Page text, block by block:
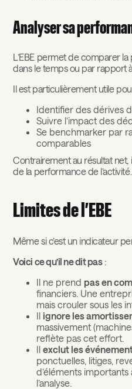
Analyser sa
L’EBE permet de comparer
dans le temps ou par rapport
Il est particulièrement utile
Identifier des dérives
Suivre l’impact des
Se benchmarker par
comparables
Contrairement au résultat net,
de la performance de l’activité.
Limites de l’EBE
Même si c’est un indicateur
Voici ce qu’il ne dit pas:
Il ne prend pas en
financiers. Une
mais crouler sous les
Ilignore les
massivement
reflète pas cet effort.
Ilexclut les
ponctuelles, litiges,
d’éléments
l’analyse.